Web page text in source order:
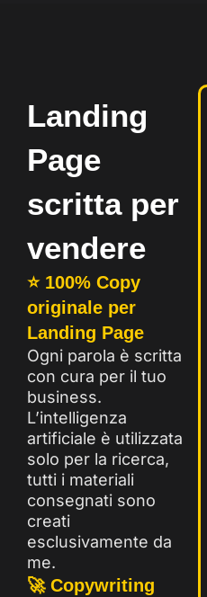
Landing
Page
scritta per
vendere
⭐ 100% Copy
originale per
Landing Page
Ogni parola è scritta
con cura per il tuo
business.
L’intelligenza
artificiale è utilizzata
solo per la ricerca,
tutti i materiali
consegnati sono
creati
esclusivamente da
me.
🚀 Copywriting